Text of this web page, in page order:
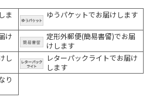
ま
ゆうパケットでお届けします
け
定形外郵便(簡易書留)でお届
けします
し
レターパックライトでお届け
します
り